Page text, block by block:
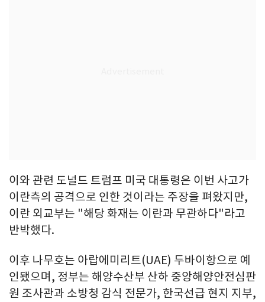
이와 관련 도널드 트럼프 미국 대통령은 이번 사고가
이란측의 공격으로 인한 것이라는 주장을 펴왔지만,
이란 외교부는 "해당 화재는 이란과 무관하다"라고
반박했다.
이후 나무호는 아랍에미리트(UAE) 두바이항으로 예
인됐으며, 정부는 해양수산부 산하 중앙해양안전심판
원 조사관과 소방청 감식 전문가, 한국선급 현지 지부,